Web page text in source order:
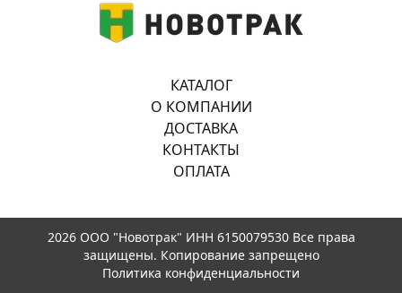
КАТАЛОГ
О КОМПАНИИ
ДОСТАВКА
КОНТАКТЫ
ОПЛАТА
2026 ООО "Новотрак" ИНН 6150079530 Все права
защищены. Копирование запрещено
Политика конфиденциальности